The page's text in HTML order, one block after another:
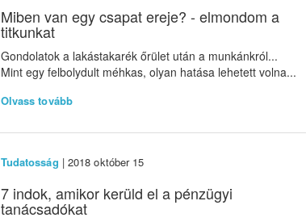
Miben van egy csapat ereje? - elmondom a
titkunkat
Gondolatok a lakástakarék őrület után a munkánkról...
Mint egy felbolydult méhkas, olyan hatása lehetett volna...
Olvass tovább
Tudatosság | 2018 október 15
7 indok, amikor kerüld el a pénzügyi
tanácsadókat